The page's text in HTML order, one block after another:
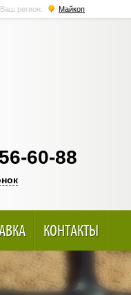
Ваш регион: Майкоп
60-88
КОНТАКТЫ